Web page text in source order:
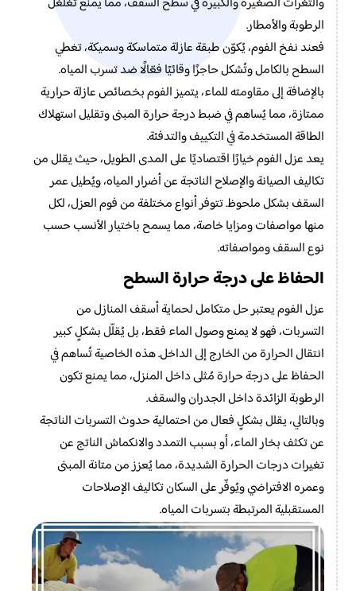
الرطوبة والأمطار.
فعند نفخ الفوم، يُكوّن طبقة عازلة متماسكة وسميكة، تغطي
السطح بالكامل وتُشكل حاجزًا وقائيًا فعّالًا ضد تسرب المياه.
بالإضافة إلى مقاومته للماء، يتميز الفوم بخصائص عازلة حرارية
ممتازة، مما يُساهم في ضبط درجة حرارة المبنى وتقليل استهلاك
الطاقة المستخدمة في التكييف والتدفئة.
يعد عزل الفوم خيارًا اقتصاديًا على المدى الطويل، حيث يقلل من
تكاليف الصيانة والإصلاح الناتجة عن أضرار المياه، ويُطيل عمر
السقف بشكل ملحوظ. تتوفر أنواع مختلفة من فوم العزل، لكل
منها مواصفات ومزايا خاصة، مما يسمح باختيار الأنسب حسب
نوع السقف ومواصفاته.
الحفاظ على درجة حرارة السطح
عزل الفوم يعتبر حل متكامل لحماية أسقف المنازل من
التسربات، فهو لا يمنع وصول الماء فقط، بل يُقلّل بشكلٍ كبير
انتقال الحرارة من الخارج إلى الداخل. هذه الخاصية تُساهم في
الحفاظ على درجة حرارة مُثلى داخل المنزل، مما يمنع تكون
الرطوبة الزائدة داخل الجدران والسقف.
وبالتالي، يقلل بشكلٍ فعال من احتمالية حدوث التسربات الناتجة
عن تكثف بخار الماء، أو بسبب التمدد والانكماش الناتج عن
تغيرات درجات الحرارة الشديدة، مما يُعزز من متانة المبنى
وعمره الافتراضي ويُوفّر على السكان تكاليف الإصلاحات
المستقبلية المرتبطة بتسربات المياه.